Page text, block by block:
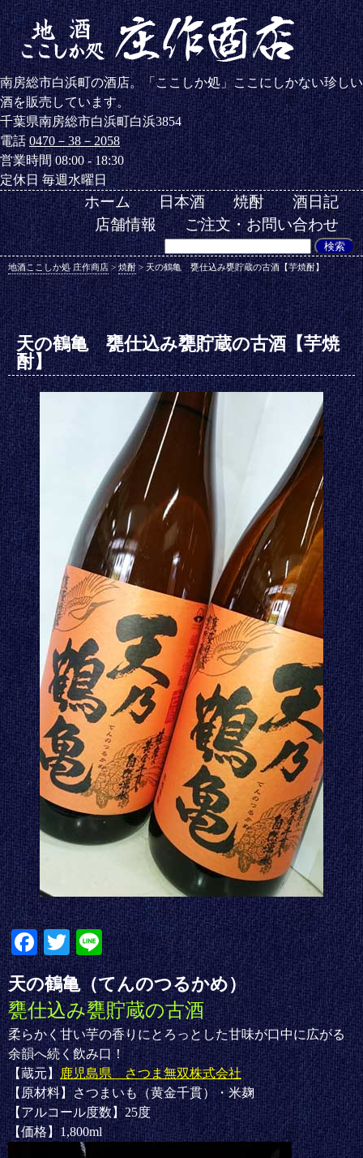
南房総市白浜町の酒店。「ここしか処」ここにしかない珍しい
酒を販売しています。
千葉県南房総市白浜町白浜3854
電話0470－38－2058
営業時間 08:00 - 18:30
定休日 毎週水曜日
ホーム 日本酒 焼酎
酒日記
店舗情報
ご注文・お問い合わせ
地酒ここしか処 庄作商店 >焼酎> 天の鶴亀 甕仕込み甕貯蔵の古酒【芋焼酎】
天の鶴亀 甕仕込み甕貯蔵の古酒【芋焼
酎】
Fa
ce
bo
ok
T
wi
tte
r
Li
ne
天の鶴亀（てんのつるかめ）
甕仕込み甕貯蔵の古酒
柔らかく甘い芋の香りにとろっとした甘味が口中に広がる
余韻へ続く飲み口！
【蔵元】鹿児島県 さつま無双株式会社
【原材料】さつまいも（黄金千貫）・米麹
【アルコール度数】25度
【価格】1,800ml